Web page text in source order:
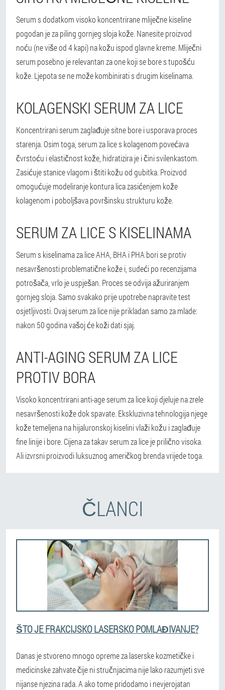
Serum s dodatkom visoko koncentrirane mliječne kiseline
pogodan je za piling gornjeg sloja kože. Nanesite proizvod
noću (ne više od 4 kapi) na kožu ispod glavne kreme. Mliječni
serum posebno je relevantan za one koji se bore s tupošću
kože. Ljepota se ne može kombinirati s drugim kiselinama.
KOLAGENSKI SERUM ZA LICE
Koncentrirani serum zaglađuje sitne bore i usporava proces
starenja. Osim toga, serum za lice s kolagenom povećava
čvrstoću i elastičnost kože, hidratizira je i čini svilenkastom.
Zasićuje stanice vlagom i štiti kožu od gubitka. Proizvod
omogućuje modeliranje kontura lica zasićenjem kože
kolagenom i poboljšava površinsku strukturu kože.
SERUM ZA LICE S KISELINAMA
Serum s kiselinama za lice AHA, BHA i PHA bori se protiv
nesavršenosti problematične kože i, sudeći po recenzijama
potrošača, vrlo je uspješan. Proces se odvija ažuriranjem
gornjeg sloja. Samo svakako prije upotrebe napravite test
osjetljivosti. Ovaj serum za lice nije prikladan samo za mlade:
nakon 50 godina vašoj će koži dati sjaj.
ANTI-AGING SERUM ZA LICE
PROTIV BORA
Visoko koncentrirani anti-age serum za lice koji djeluje na zrele
nesavršenosti kože dok spavate. Ekskluzivna tehnologija njege
kože temeljena na hijaluronskoj kiselini vlaži kožu i zaglađuje
fine linije i bore. Cijena za takav serum za lice je prilično visoka.
Ali izvrsni proizvodi luksuznog američkog brenda vrijede toga.
ČLANCI
ŠTO JE FRAKCIJSKO LASERSKO POMLAĐIVANJE?
Danas je stvoreno mnogo opreme za laserske kozmetičke i
medicinske zahvate čije ni stručnjacima nije lako razumjeti sve
nijanse njezina rada. A ako tome pridodamo i nevjerojatan